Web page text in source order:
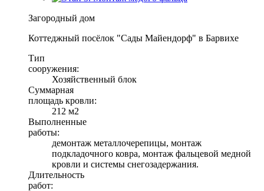
Загородный дом
Коттеджный посёлок "Сады Майендорф" в Барвихе
Тип
сооружения:
Хозяйственный блок
Суммарная
площадь кровли:
212 м2
Выполненные
работы:
демонтаж металлочерепицы, монтаж
подкладочного ковра, монтаж фальцевой медной
кровли и системы снегозадержания.
Длительность
работ: